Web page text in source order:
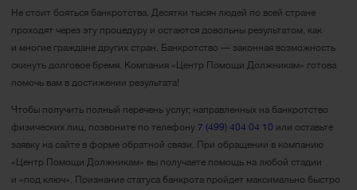
Не стоит бояться банкротства. Десятки тысяч людей по всей стране
проходят через эту процедуру и остаются довольны результатом, как
и многие граждане других стран. Банкротство — законная возможность
скинуть долговое бремя. Компания «Центр Помощи Должникам» готова
помочь вам в достижении результата!
Чтобы получить полный перечень услуг, направленных на банкротство
физических лиц, позвоните по телефону 7 (499) 404 04 10 или оставьте
заявку на сайте в форме обратной связи. При обращении в компанию
«Центр Помощи Должникам» вы получаете помощь на любой стадии
и «под ключ». Признание статуса банкрота пройдет максимально быстро